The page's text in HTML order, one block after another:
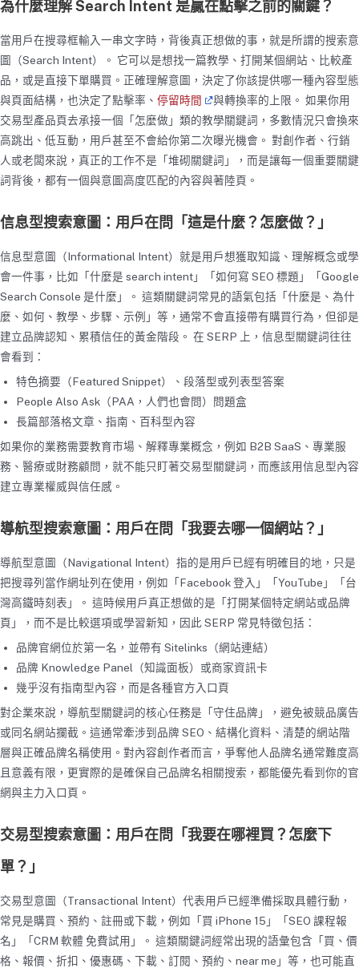
為什麼理解 Search Intent 是贏在點擊之前的關鍵？
當用戶在搜尋框輸入一串文字時，背後真正想做的事，就是所謂的搜索意
圖（Search Intent）。 它可以是想找一篇教學、打開某個網站、比較產
品，或是直接下單購買。正確理解意圖，決定了你該提供哪一種內容型態
與頁面結構，也決定了點擊率、 停留時間
與轉換率的上限。 如果你用
交易型產品頁去承接一個「怎麼做」類的教學關鍵詞，多數情況只會換來
高跳出、低互動，用戶甚至不會給你第二次曝光機會。 對創作者、行銷
人或老闆來說，真正的工作不是「堆砌關鍵詞」，而是讓每一個重要關鍵
詞背後，都有一個與意圖高度匹配的內容與著陸頁。
信息型搜索意圖：用戶在問「這是什麼？怎麼做？」
信息型意圖（Informational Intent）就是用戶想獲取知識、理解概念或學
會一件事，比如「什麼是 search intent」「如何寫 SEO 標題」「Google
Search Console 是什麼」。 這類關鍵詞常見的語氣包括「什麼是、為什
麼、如何、教學、步驟、示例」等，通常不會直接帶有購買行為，但卻是
建立品牌認知、累積信任的黃金階段。 在 SERP 上，信息型關鍵詞往往
會看到：
特色摘要（Featured Snippet）、段落型或列表型答案
People Also Ask（PAA，人們也會問）問題盒
長篇部落格文章、指南、百科型內容
如果你的業務需要教育市場、解釋專業概念，例如 B2B SaaS、專業服
務、醫療或財務顧問，就不能只盯著交易型關鍵詞，而應該用信息型內容
建立專業權威與信任感。
導航型搜索意圖：用戶在問「我要去哪一個網站？」
導航型意圖（Navigational Intent）指的是用戶已經有明確目的地，只是
把搜尋列當作網址列在使用，例如「Facebook 登入」「YouTube」「台
灣高鐵時刻表」。 這時候用戶真正想做的是「打開某個特定網站或品牌
頁」，而不是比較選項或學習新知，因此 SERP 常見特徵包括：
品牌官網位於第一名，並帶有 Sitelinks（網站連結）
品牌 Knowledge Panel（知識面板）或商家資訊卡
幾乎沒有指南型內容，而是各種官方入口頁
對企業來說，導航型關鍵詞的核心任務是「守住品牌」，避免被競品廣告
或同名網站攔截。這通常牽涉到品牌 SEO、結構化資料、清楚的網站階
層與正確品牌名稱使用。對內容創作者而言，爭奪他人品牌名通常難度高
且意義有限，更實際的是確保自己品牌名相關搜索，都能優先看到你的官
網與主力入口頁。
交易型搜索意圖：用戶在問「我要在哪裡買？怎麼下
單？」
交易型意圖（Transactional Intent）代表用戶已經準備採取具體行動，
常見是購買、預約、註冊或下載，例如「買 iPhone 15」「SEO 課程報
名」「CRM 軟體 免費試用」。 這類關鍵詞經常出現的語彙包含「買、價
格、報價、折扣、優惠碼、下載、訂閱、預約、near me」等，也可能直